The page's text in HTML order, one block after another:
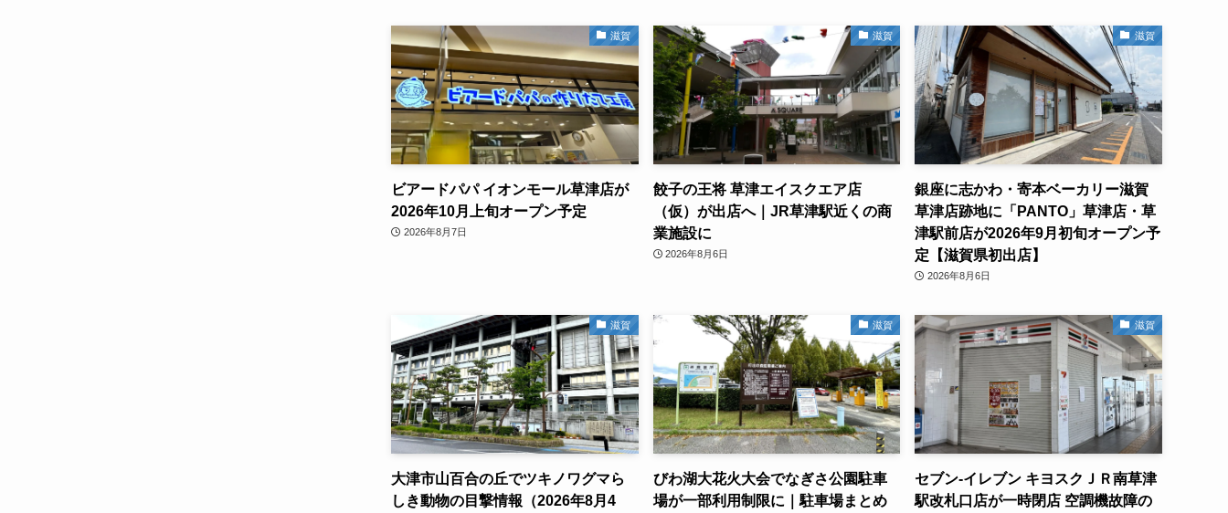
滋賀
ビアードパパ イオンモール草津店が
2026年10月上旬オープン予定
2026年8月7日
滋賀
餃子の王将 草津エイスクエア店
（仮）が出店へ｜JR草津駅近くの商
業施設に
2026年8月6日
滋賀
銀座に志かわ・寄本ベーカリー滋賀
草津店跡地に「PANTO」草津店・草
津駅前店が2026年9月初旬オープン予
定【滋賀県初出店】
2026年8月6日
滋賀
大津市山百合の丘でツキノワグマら
しき動物の目撃情報（2026年8月4
滋賀
びわ湖大花火大会でなぎさ公園駐車
場が一部利用制限に｜駐車場まとめ
滋賀
セブン-イレブン キヨスクＪＲ南草津
駅改札口店が一時閉店 空調機故障の